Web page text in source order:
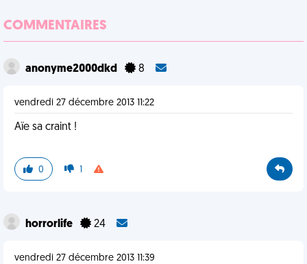
COMMENTAIRES
anonyme2000dkd 8
vendredi 27 décembre 2013 11:22
Aïe sa craint !
0 1
horrorlife 24
vendredi 27 décembre 2013 11:39